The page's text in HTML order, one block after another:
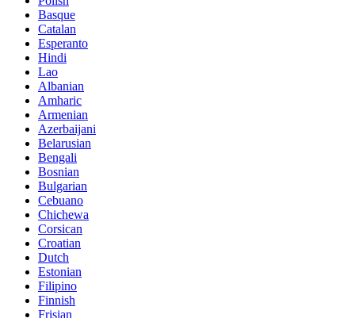
Basque
Catalan
Esperanto
Hindi
Lao
Albanian
Amharic
Armenian
Azerbaijani
Belarusian
Bengali
Bosnian
Bulgarian
Cebuano
Chichewa
Corsican
Croatian
Dutch
Estonian
Filipino
Finnish
Frisian